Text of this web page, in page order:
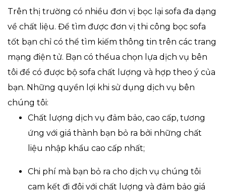
Trên thị trường có nhiều đơn vị bọc lại sofa đa dạng
về chất liệu. Để tìm được đơn vị thi công bọc sofa
tốt bạn chỉ có thể tìm kiếm thông tin trên các trang
mạng điện tử. Bạn có thểua chọn lựa dịch vụ bên
tôi để có được bộ sofa chất lượng và hợp theo ý của
bạn. Những quyền lợi khi sử dụng dịch vụ bên
chúng tôi:
Chất lượng dịch vụ đảm bảo, cao cấp, tương
ứng với giá thành bạn bỏ ra bởi những chất
liệu nhập khẩu cao cấp nhất;
Chi phí mà bạn bỏ ra cho dịch vụ chúng tôi
cam kết đi đôi với chất lượng và đảm bảo giá